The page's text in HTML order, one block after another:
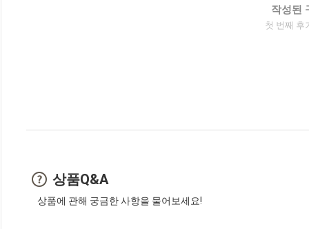
작성된
첫 번째 후
상품Q&A
상품에 관해 궁금한 사항을 물어보세요!